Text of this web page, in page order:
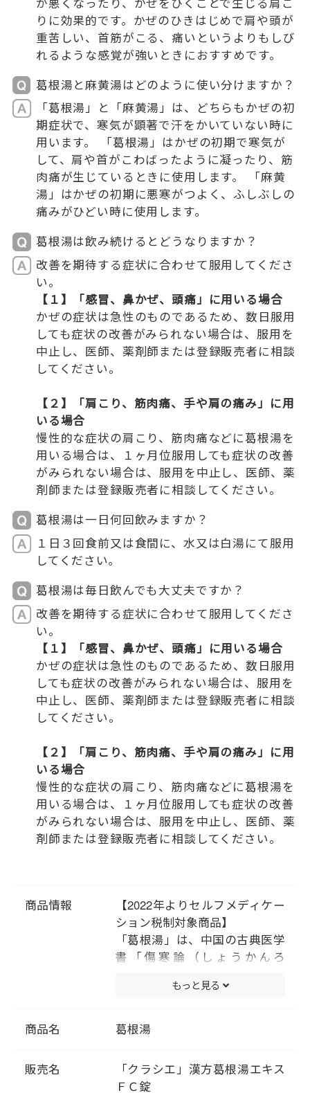
りに効果的です。かぜのひきはじめで肩や頭が
重苦しい、首筋がこる、痛いというよりもしび
れるような感覚が強いときにおすすめです。
葛根湯と麻黄湯はどのように使い分けますか？
「葛根湯」と「麻黄湯」は、どちらもかぜの初
期症状で、寒気が顕著で汗をかいていない時に
用います。 「葛根湯」はかぜの初期で寒気が
して、肩や首がこわばったように凝ったり、筋
肉痛が生じているときに使用します。 「麻黄
湯」はかぜの初期に悪寒がつよく、ふしぶしの
痛みがひどい時に使用します。
葛根湯は飲み続けるとどうなりますか？
改善を期待する症状に合わせて服用してくださ
い。
【１】「感冒、鼻かぜ、頭痛」に用いる場合
かぜの症状は急性のものであるため、数日服用
しても症状の改善がみられない場合は、服用を
中止し、医師、薬剤師または登録販売者に相談
してください。
【２】「肩こり、筋肉痛、手や肩の痛み」に用
いる場合
慢性的な症状の肩こり、筋肉痛などに葛根湯を
用いる場合は、１ヶ月位服用しても症状の改善
がみられない場合は、服用を中止し、医師、薬
剤師または登録販売者に相談してください。
葛根湯は一日何回飲みますか？
１日３回食前又は食間に、水又は白湯にて服用
してください｡
葛根湯は毎日飲んでも大丈夫ですか？
改善を期待する症状に合わせて服用してくださ
い。
【１】「感冒、鼻かぜ、頭痛」に用いる場合
かぜの症状は急性のものであるため、数日服用
しても症状の改善がみられない場合は、服用を
中止し、医師、薬剤師または登録販売者に相談
してください。
【２】「肩こり、筋肉痛、手や肩の痛み」に用
いる場合
慢性的な症状の肩こり、筋肉痛などに葛根湯を
用いる場合は、１ヶ月位服用しても症状の改善
がみられない場合は、服用を中止し、医師、薬
剤師または登録販売者に相談してください。
商品情報
【2022年よりセルフメディケー
ション税制対象商品】
「葛根湯」は、中国の古典医学
書「傷寒論（しょうかんろ
りゃく）」に記載されている薬
果があります。
かぜの治療方針を決めます。は
じめに背中がゾクゾクッとする
もっと見る
商品名 葛根湯
販売名
「クラシエ」漢方葛根湯エキス
ＦＣ錠